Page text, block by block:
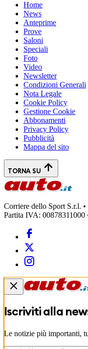
Home
News
Anteprime
Prove
Saloni
Speciali
Foto
Video
Newsletter
Condizioni Generali
Nota Legale
Cookie Policy
Gestione Cookie
Abbonamenti
Privacy Policy
Pubblicità
Mappa del sito
TORNA SU
Corriere dello Sport S.r.l.
Partita IVA:
Iscriviti alla
Le notizie più importanti,